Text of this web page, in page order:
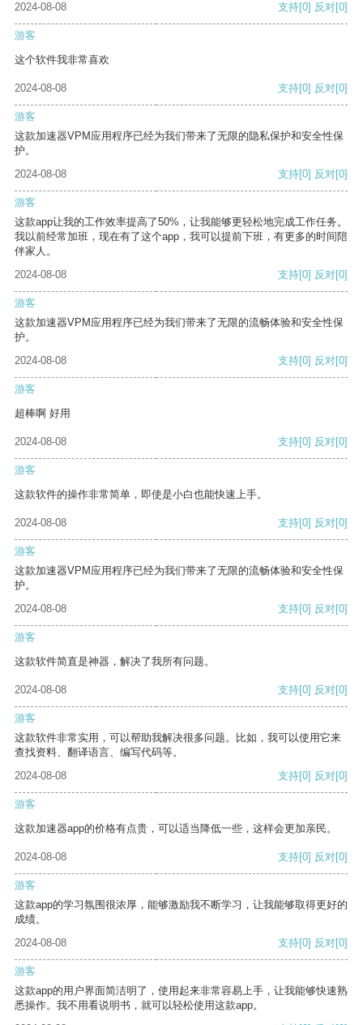
2024-08-08 支持[0] 反对[0]
游客
这个软件我非常喜欢
2024-08-08 支持[0] 反对[0]
游客
这款加速器VPM应用程序已经为我们带来了无限的隐私保护和安全性保
护。
2024-08-08
支持[0] 反对[0]
游客
这款app让我的工作效率提高了50%，让我能够更轻松地完成工作任务。
我以前经常加班，现在有了这个app，我可以提前下班，有更多的时间陪
伴家人。
2024-08-08
支持[0] 反对[0]
游客
这款加速器VPM应用程序已经为我们带来了无限的流畅体验和安全性保
护。
2024-08-08
支持[0] 反对[0]
游客
超棒啊 好用
2024-08-08 支持[0] 反对[0]
游客
这款软件的操作非常简单，即使是小白也能快速上手。
2024-08-08 支持[0] 反对[0]
游客
这款加速器VPM应用程序已经为我们带来了无限的流畅体验和安全性保
护。
2024-08-08
支持[0] 反对[0]
游客
这款软件简直是神器，解决了我所有问题。
2024-08-08 支持[0] 反对[0]
游客
这款软件非常实用，可以帮助我解决很多问题。比如，我可以使用它来
查找资料、翻译语言、编写代码等。
2024-08-08
支持[0] 反对[0]
游客
这款加速器app的价格有点贵，可以适当降低一些，这样会更加亲民。
2024-08-08 支持[0] 反对[0]
游客
这款app的学习氛围很浓厚，能够激励我不断学习，让我能够取得更好的
成绩。
2024-08-08
支持[0] 反对[0]
游客
这款app的用户界面简洁明了，使用起来非常容易上手，让我能够快速熟
悉操作。我不用看说明书，就可以轻松使用这款app。